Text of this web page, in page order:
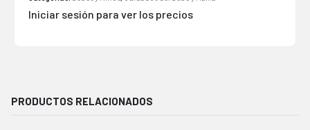
Iniciar sesión para ver los precios
PRODUCTOS RELACIONADOS